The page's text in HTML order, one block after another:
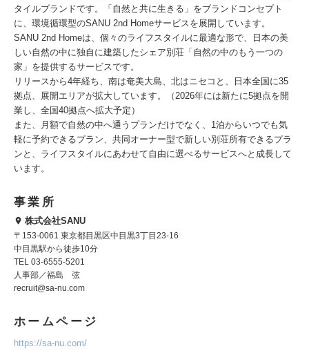
タイルブランドです。「自然と共に生きる」をブランドコンセプト
に、環境循環型のSANU 2nd Homeサービスを展開しています。
SANU 2nd Homeは、個々のライフスタイルに最適な形で、日本の美
しい自然の中に独自に建築したシェア別荘「自然の中のもう一つの
家」を提供するサービスです。
リリースから4年経ち、南は奄美大島、北はニセコと、日本全国に35
拠点、展開エリアが拡大しています。（2026年には新たに5拠点を開
業し、全国40拠点へ拡大予定）
また、月額で自然の中へ通うプランだけでなく、1泊からいつでも気
軽に予約できるプラン、共同オーナー型で新しい別荘所有できるプラ
ンと、ライフスタイルにあわせて自由に選べるサービスへと成長して
います。
事業所
株式会社SANU
〒153-0061 東京都目黒区中目黒3丁目23-16
中目黒駅から徒歩10分
TEL 03-6555-5201
人事部／福島 弦
recruit@sa-nu.com
ホームページ
https://sa-nu.com/